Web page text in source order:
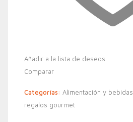
Añadir a la lista de deseos
Comparar
Categorías: Alimentación y bebidas
regalos gourmet